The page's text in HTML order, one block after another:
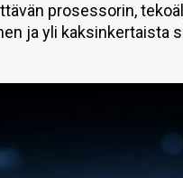
prosessorin,
ja yli kaksinkertaista